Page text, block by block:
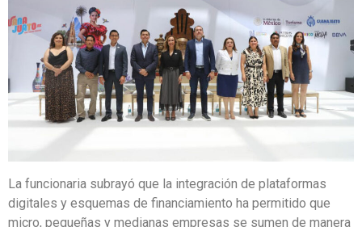
La funcionaria subrayó que la integración de plataformas
digitales y esquemas de financiamiento ha permitido que
micro, pequeñas y medianas empresas se sumen de manera